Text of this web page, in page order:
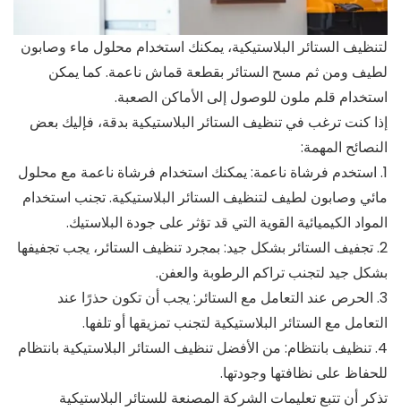
لتنظيف الستائر البلاستيكية، يمكنك استخدام محلول ماء وصابون
لطيف ومن ثم مسح الستائر بقطعة قماش ناعمة. كما يمكن
استخدام قلم ملون للوصول إلى الأماكن الصعبة.
إذا كنت ترغب في تنظيف الستائر البلاستيكية بدقة، فإليك بعض
النصائح المهمة:
1. استخدم فرشاة ناعمة: يمكنك استخدام فرشاة ناعمة مع محلول
مائي وصابون لطيف لتنظيف الستائر البلاستيكية. تجنب استخدام
المواد الكيميائية القوية التي قد تؤثر على جودة البلاستيك.
2. تجفيف الستائر بشكل جيد: بمجرد تنظيف الستائر، يجب تجفيفها
بشكل جيد لتجنب تراكم الرطوبة والعفن.
3. الحرص عند التعامل مع الستائر: يجب أن تكون حذرًا عند
التعامل مع الستائر البلاستيكية لتجنب تمزيقها أو تلفها.
4. تنظيف بانتظام: من الأفضل تنظيف الستائر البلاستيكية بانتظام
للحفاظ على نظافتها وجودتها.
تذكر أن تتبع تعليمات الشركة المصنعة للستائر البلاستيكية